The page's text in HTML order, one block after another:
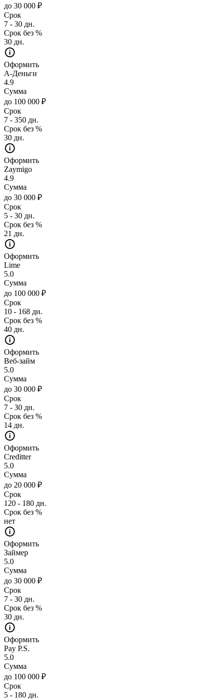
до 30 000 ₽
Срок
7 - 30 дн.
Срок без %
30 дн.
Оформить
А-Деньги
4.9
Сумма
до 100 000 ₽
Срок
7 - 350 дн.
Срок без %
30 дн.
Оформить
Zaymigo
4.9
Сумма
до 30 000 ₽
Срок
5 - 30 дн.
Срок без %
21 дн.
Оформить
Lime
5.0
Сумма
до 100 000 ₽
Срок
10 - 168 дн.
Срок без %
40 дн.
Оформить
Веб-займ
5.0
Сумма
до 30 000 ₽
Срок
7 - 30 дн.
Срок без %
14 дн.
Оформить
Creditter
5.0
Сумма
до 20 000 ₽
Срок
120 - 180 дн.
Срок без %
нет
Оформить
Займер
5.0
Сумма
до 30 000 ₽
Срок
7 - 30 дн.
Срок без %
30 дн.
Оформить
Pay P.S.
5.0
Сумма
до 100 000 ₽
Срок
5 - 180 дн.